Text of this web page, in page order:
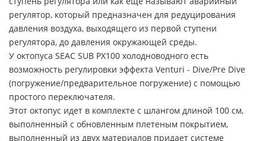
регулятор, который предназначен для редуцирования
давления воздуха, выходящего из первой ступени
регулятора, до давления окружающей среды.
У октопуса SEAC SUB PX100 холодноводного есть
возможность регулировки эффекта Venturi - Dive/Pre Dive
(погружение/предварительное погружение) с помощью
простого переключателя.
Этот октопус идет в комплекте с шлангом длиной 100 см,
выполненный с обновленным плетеным покрытием,
выполненный из двух материалов придает системе